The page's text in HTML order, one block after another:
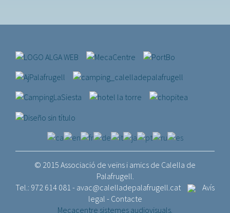
© 2015 Associació de veïns i amics de Calella de
Palafrugell.
Tel.: 972 614 081 - avac@calelladepalafrugell.cat
Avís
legal - Contacte
Mecacentre sistemes audiovisuals.